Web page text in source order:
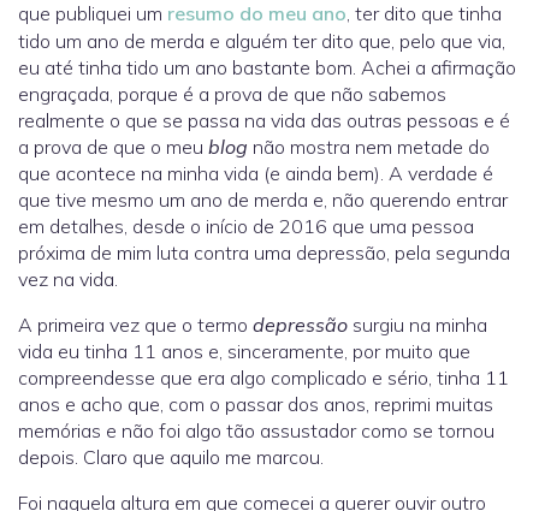
que publiquei um resumo do meu ano, ter dito que tinha
tido um ano de merda e alguém ter dito que, pelo que via,
eu até tinha tido um ano bastante bom. Achei a afirmação
engraçada, porque é a prova de que não sabemos
realmente o que se passa na vida das outras pessoas e é
a prova de que o meu blog não mostra nem metade do
que acontece na minha vida (e ainda bem). A verdade é
que tive mesmo um ano de merda e, não querendo entrar
em detalhes, desde o início de 2016 que uma pessoa
próxima de mim luta contra uma depressão, pela segunda
vez na vida.
A primeira vez que o termo depressão surgiu na minha
vida eu tinha 11 anos e, sinceramente, por muito que
compreendesse que era algo complicado e sério, tinha 11
anos e acho que, com o passar dos anos, reprimi muitas
memórias e não foi algo tão assustador como se tornou
depois. Claro que aquilo me marcou.
Foi naquela altura em que comecei a querer ouvir outro